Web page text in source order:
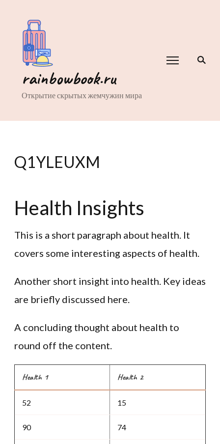
rainbowbook.ru
Открытие скрытых жемчужин мира
Q1YLEUXM
Health Insights
This is a short paragraph about health. It
covers some interesting aspects of health.
Another short insight into health. Key ideas
are briefly discussed here.
A concluding thought about health to
round off the content.
Health 1 Health 2
52 15
90 74